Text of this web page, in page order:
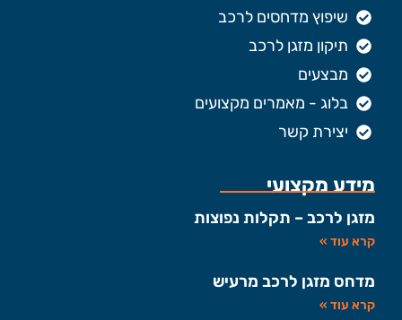
שיפוץ מדחסים לרכב
תיקון מזגן לרכב
מבצעים
בלוג - מאמרים מקצועים
יצירת קשר
מידע מקצועי
מזגן לרכב – תקלות נפוצות
קרא עוד »
מדחס מזגן לרכב מרעיש
קרא עוד »